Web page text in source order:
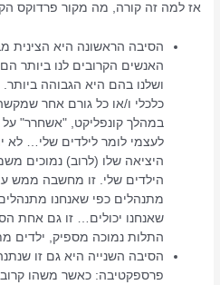
אז למה זה קורה, מה מקור פרדוקס
הסיבה הראשונה היא הצינית
האנשים הקרובים לנו ביותר
ושלנו בהם היא הגבוהה ביותר.
כלכלי ו/או כל גורם אחר
במהלך קונפליקט, "אשחרר" על
לעצמי לומר לילדים שלי… לא
היציאה שלו (לרוב) נמוכים
הילדים שלי. זו מחשבה ממש
מתנהלים כפי שאנחנו
שאנחנו יכולים… זו גם אחת
התלות נמוכה מספיק, ילדים
הסיבה השנייה היא גם זו
פרספקטיבה: כאשר משהו קרוב